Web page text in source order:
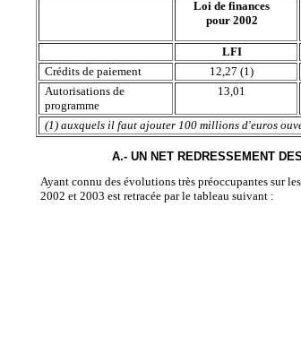
Loi de finances
pour 2002
LFI
Crédits de paiement
12,27 (1)
Autorisations de
programme
13,01
(1) auxquels il faut ajouter 100 millions d'euros
A.- UN NET REDRESSEMENT
Ayant connu des évolutions très préoccupantes sur
2002 et 2003 est retracée par le tableau suivant :